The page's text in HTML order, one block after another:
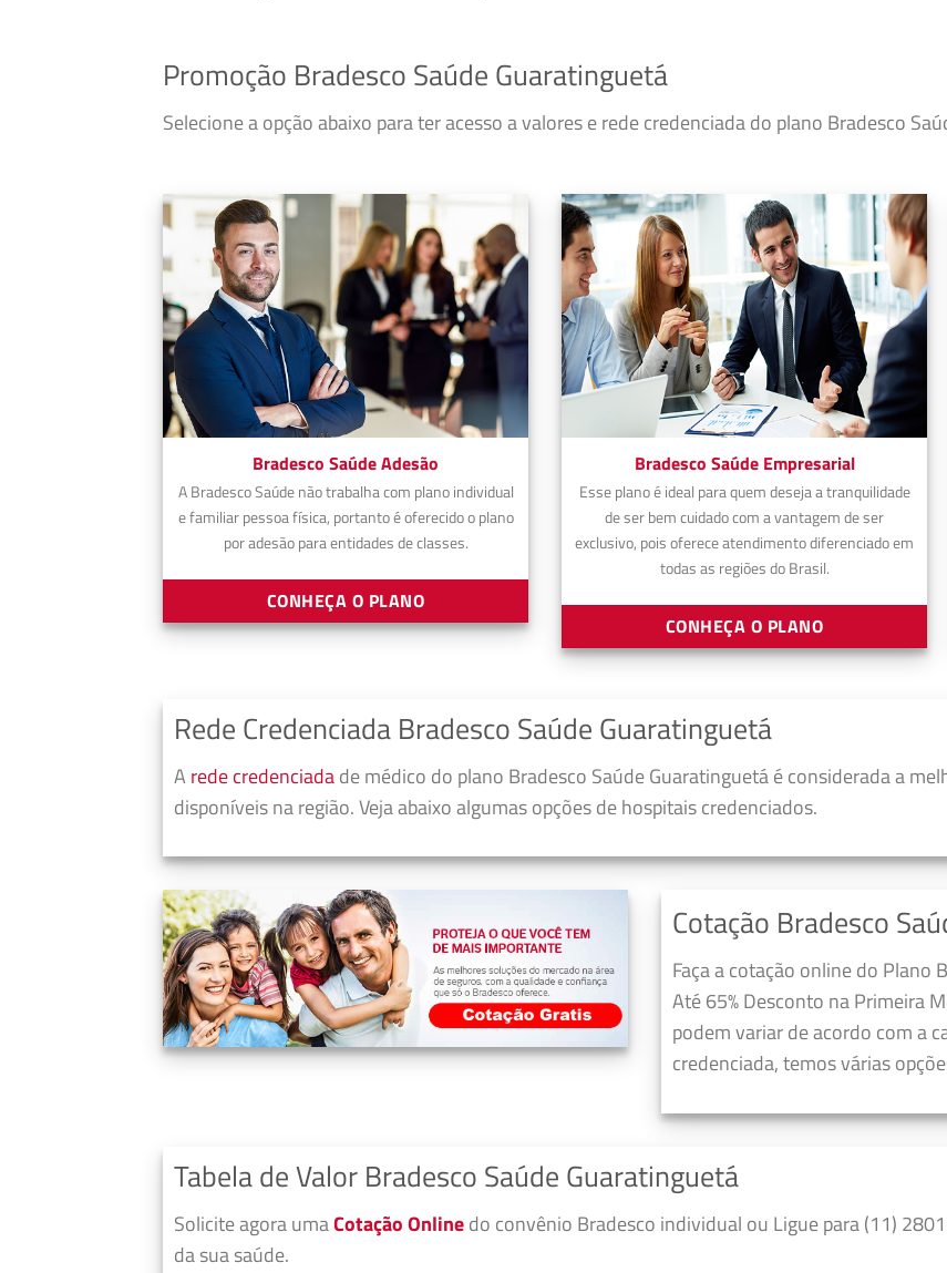
Promoção Bradesco Saúde Guaratinguetá
Selecione a opção abaixo para ter acesso a valores e rede credenciada do plano Bradesco
Bradesco Saúde Adesão
A Bradesco Saúde não trabalha com plano individual
e familiar pessoa física, portanto é oferecido o plano
por adesão para entidades de classes.
CONHEÇA O PLANO
Bradesco Saúde Empresarial
Esse plano é ideal para quem deseja a tranquilidade
de ser bem cuidado com a vantagem de ser
exclusivo, pois oferece atendimento diferenciado em
todas as regiões do Brasil.
CONHEÇA O PLANO
Rede Credenciada Bradesco Saúde Guaratinguetá
A rede credenciadade médico do plano Bradesco Saúde Guaratinguetá é considerada a
disponíveis na região. Veja abaixo algumas opções de hospitais credenciados.
Cotação Bradesco
Faça a cotação online do Plano
Até 65% Desconto na Primeira
podem variar de acordo com a
credenciada, temos várias
Tabela de Valor Bradesco Saúde Guaratinguetá
Solicite agora umaCotação Onlinedo convênio Bradesco individual ou Ligue para (11)
da sua saúde.